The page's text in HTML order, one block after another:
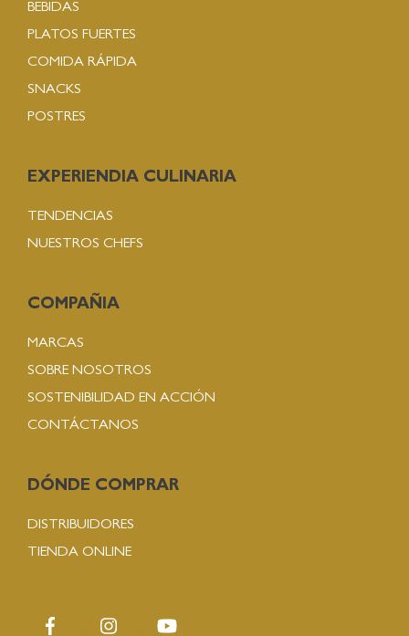
BEBIDAS
PLATOS FUERTES
COMIDA RÁPIDA
SNACKS
POSTRES
EXPERIENDIA CULINARIA
TENDENCIAS
NUESTROS CHEFS
COMPAÑIA
MARCAS
SOBRE NOSOTROS
SOSTENIBILIDAD EN ACCIÓN
CONTÁCTANOS
DÓNDE COMPRAR
DISTRIBUIDORES
TIENDA ONLINE